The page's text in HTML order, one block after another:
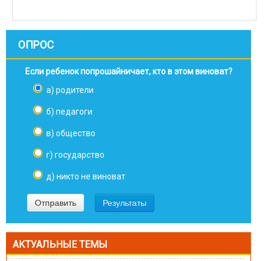
ОПРОС
Если ребенок попрошайничает, кто в этом виноват?
а) родители
б) педагоги
в) общество
г) государство
д) никто не виноват
АКТУАЛЬНЫЕ ТЕМЫ